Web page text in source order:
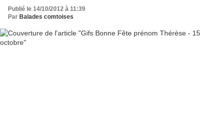
Publié le 14/10/2012 à 11:39
Par Balades comtoises